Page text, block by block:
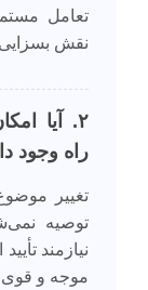
تعامل
نقش بسزایی
۲. آیا
راه وجود
تغییر
توصیه
نیازمند
موجه و قوی